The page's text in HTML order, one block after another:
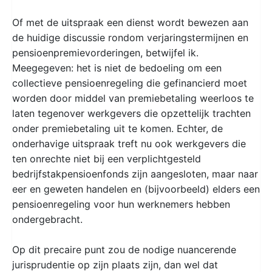
Of met de uitspraak een dienst wordt bewezen aan
de huidige discussie rondom verjaringstermijnen en
pensioenpremievorderingen, betwijfel ik.
Meegegeven: het is niet de bedoeling om een
collectieve pensioenregeling die gefinancierd moet
worden door middel van premiebetaling weerloos te
laten tegenover werkgevers die opzettelijk trachten
onder premiebetaling uit te komen. Echter, de
onderhavige uitspraak treft nu ook werkgevers die
ten onrechte niet bij een verplichtgesteld
bedrijfstakpensioenfonds zijn aangesloten, maar naar
eer en geweten handelen en (bijvoorbeeld) elders een
pensioenregeling voor hun werknemers hebben
ondergebracht.
Op dit precaire punt zou de nodige nuancerende
jurisprudentie op zijn plaats zijn, dan wel dat